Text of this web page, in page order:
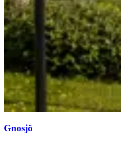
Gnosjö